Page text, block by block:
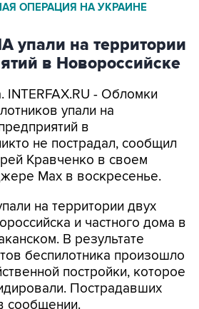
ОПЕРАЦИЯ НА УКРАИНЕ
упали на территории
в Новороссийске
INTERFAX.RU - Обломки
упали на
в
не пострадал, сообщил
Кравченко в своем
Max в воскресенье.
на территории двух
и частного дома в
В результате
беспилотника произошло
постройки, которое
Пострадавших
сообщении.